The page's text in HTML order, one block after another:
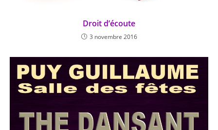
Droit d’écoute
3 novembre 2016